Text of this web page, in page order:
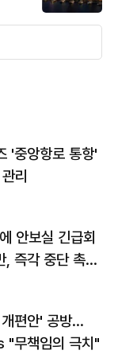
'중앙항로 통항'
리
안보실 긴급회
, 즉각 중단 촉
편안' 공방…
"무책임의 극치"